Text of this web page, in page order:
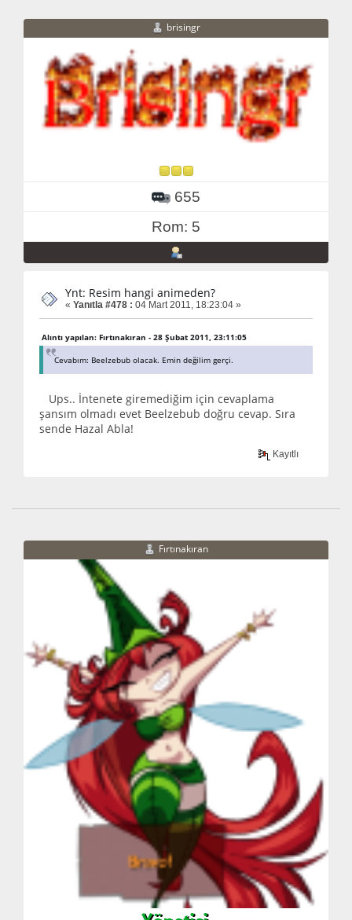
brisingr
655
Rom: 5
Ynt: Resim hangi animeden?
« Yanıtla #478 : 04 Mart 2011, 18:23:04 »
Alıntı yapılan: Fırtınakıran - 28 Şubat 2011, 23:11:05
Cevabım: Beelzebub olacak. Emin değilim gerçi.
Ups.. İntenete giremediğim için cevaplama
şansım olmadı evet Beelzebub doğru cevap. Sıra
sende Hazal Abla!
Kayıtlı
Fırtınakıran